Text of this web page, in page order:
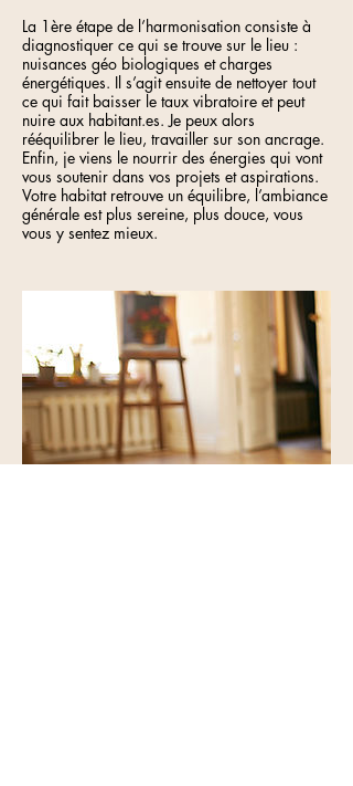
La 1ère étape de l’harmonisation consiste à
diagnostiquer ce qui se trouve sur le lieu :
nuisances géo biologiques et charges
énergétiques. Il s’agit ensuite de nettoyer tout
ce qui fait baisser le taux vibratoire et peut
nuire aux habitant.es. Je peux alors
rééquilibrer le lieu, travailler sur son ancrage.
Enfin, je viens le nourrir des énergies qui vont
vous soutenir dans vos projets et aspirations.
Votre habitat retrouve un équilibre, l’ambiance
générale est plus sereine, plus douce, vous
vous y sentez mieux.